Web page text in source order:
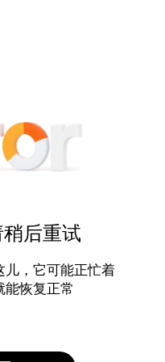
后重试
儿，它可能正忙着
能恢复正常